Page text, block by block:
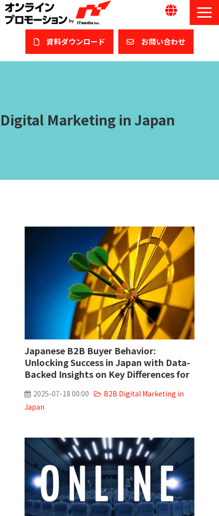
資料ダウンロード​ ​お問い合わせ
サービスガイド/お役立ち資料
販売パートナー募集
Digital Marketing in Japan
Japanese B2B Buyer Behavior:
Unlocking Success in Japan with Data-
Backed Insights on Key Differences for
2025-07-18 00:00
B2B Digital Marketing in
Japan